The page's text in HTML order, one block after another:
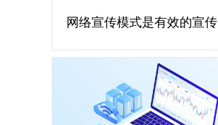
网络宣传模式是有效的宣传